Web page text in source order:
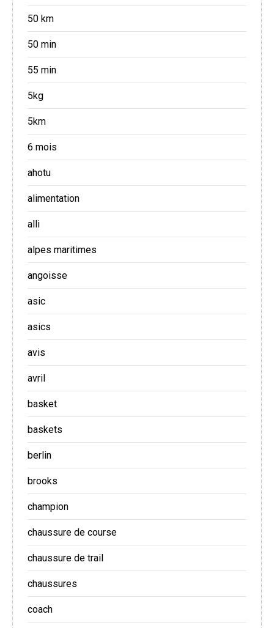
50 km
50 min
55 min
5kg
5km
6 mois
ahotu
alimentation
alli
alpes maritimes
angoisse
asic
asics
avis
avril
basket
baskets
berlin
brooks
champion
chaussure de course
chaussure de trail
chaussures
coach